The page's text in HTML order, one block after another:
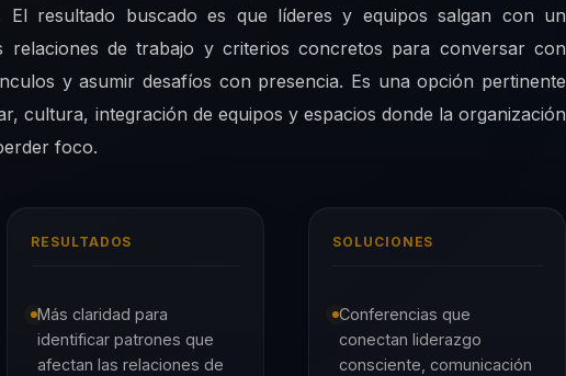
El resultado buscado es que líderes y equipos salgan con un
relaciones de trabajo y criterios concretos para conversar con
y asumir desafíos con presencia. Es una opción pertinente
cultura, integración de equipos y espacios donde la organización
foco.
RESULTADOS
Más claridad para
identificar patrones que
afectan las relaciones de
SOLUCIONES
Conferencias que
conectan liderazgo
consciente, comunicación